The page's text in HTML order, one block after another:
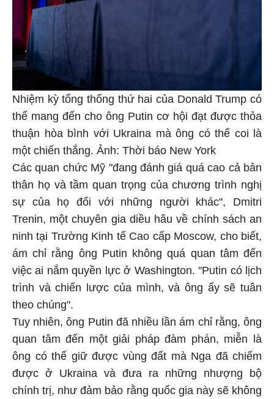
Nhiệm kỳ tổng thống thứ hai của Donald Trump có
thể mang đến cho ông Putin cơ hội đạt được thỏa
thuận hòa bình với Ukraina mà ông có thể coi là
một chiến thắng. Ảnh: Thời báo New York
Các quan chức Mỹ "đang đánh giá quá cao cả bản
thân họ và tầm quan trọng của chương trình nghị
sự của họ đối với những người khác", Dmitri
Trenin, một chuyên gia diều hâu về chính sách an
ninh tại Trường Kinh tế Cao cấp Moscow, cho biết,
ám chỉ rằng ông Putin không quá quan tâm đến
việc ai nắm quyền lực ở Washington. "Putin có lịch
trình và chiến lược của mình, và ông ấy sẽ tuân
theo chúng".
Tuy nhiên, ông Putin đã nhiều lần ám chỉ rằng, ông
quan tâm đến một giải pháp đàm phán, miễn là
ông có thể giữ được vùng đất mà Nga đã chiếm
được ở Ukraina và đưa ra những nhượng bộ
chính trị, như đảm bảo rằng quốc gia này sẽ không